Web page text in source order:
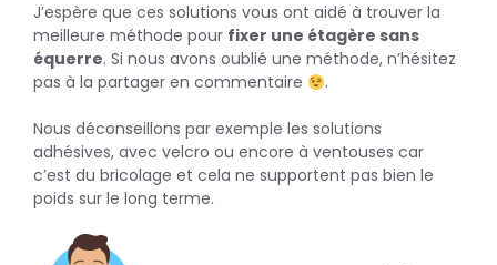
J’espère que ces solutions vous ont aidé à trouver la
meilleure méthode pour fixer une étagère sans
équerre. Si nous avons oublié une méthode, n’hésitez
pas à la partager en commentaire
.
Nous déconseillons par exemple les solutions
adhésives, avec velcro ou encore à ventouses car
c’est du bricolage et cela ne supportent pas bien le
poids sur le long terme.